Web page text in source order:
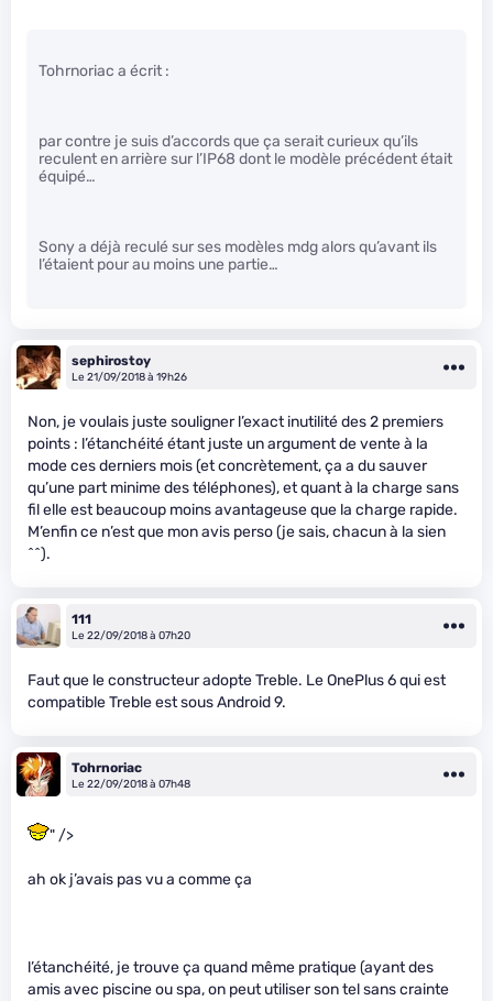
Tohrnoriac a écrit :
par contre je suis d’accords que ça serait curieux qu’ils
reculent en arrière sur l’IP68 dont le modèle précédent était
équipé…
Sony a déjà reculé sur ses modèles mdg alors qu’avant ils
l’étaient pour au moins une partie…
sephirostoy
Le 21/09/2018 à 19h26
Non, je voulais juste souligner l’exact inutilité des 2 premiers
points : l’étanchéité étant juste un argument de vente à la
mode ces derniers mois (et concrètement, ça a du sauver
qu’une part minime des téléphones), et quant à la charge sans
fil elle est beaucoup moins avantageuse que la charge rapide.
M’enfin ce n’est que mon avis perso (je sais, chacun à la sien
^^).
111
Le 22/09/2018 à 07h20
Faut que le constructeur adopte Treble. Le OnePlus 6 qui est
compatible Treble est sous Android 9.
Tohrnoriac
Le 22/09/2018 à 07h48
" />
ah ok j’avais pas vu a comme ça
l’étanchéité, je trouve ça quand même pratique (ayant des
amis avec piscine ou spa, on peut utiliser son tel sans crainte